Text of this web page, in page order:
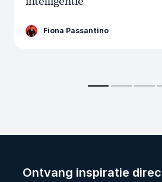
Fiona Passantino
Ontvang inspiratie